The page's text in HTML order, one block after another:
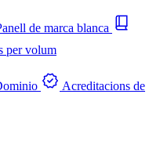
de marca blanca
per volum
Acreditacions de